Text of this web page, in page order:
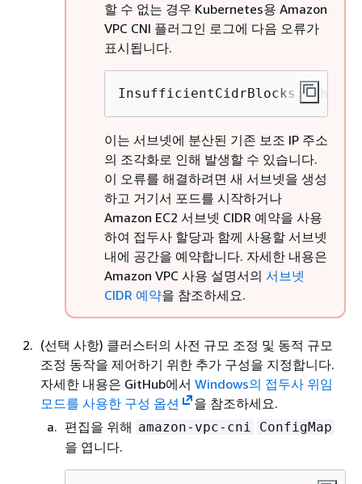
할 수 없는 경우 Kubernetes용 Amazon
VPC CNI 플러그인 로그에 다음 오류가
표시됩니다.
InsufficientCidrBlocks: The
이는 서브넷에 분산된 기존 보조 IP 주소
의 조각화로 인해 발생할 수 있습니다.
이 오류를 해결하려면 새 서브넷을 생성
하고 거기서 포드를 시작하거나
Amazon EC2 서브넷 CIDR 예약을 사용
하여 접두사 할당과 함께 사용할 서브넷
내에 공간을 예약합니다. 자세한 내용은
Amazon VPC 사용 설명서의 서브넷
CIDR 예약을 참조하세요.
(선택 사항) 클러스터의 사전 규모 조정 및 동적 규모
조정 동작을 제어하기 위한 추가 구성을 지정합니다.
자세한 내용은 GitHub에서 Windows의 접두사 위임
모드를 사용한 구성 옵션
을 참조하세요.
편집을 위해 amazon-vpc-cni ConfigMap
을 엽니다.